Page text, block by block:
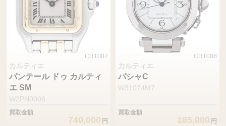
CRT007
カルティエ
パンテール ドゥ カルティ
エ SM
W2PN0006
買取金額
740,000 円
CRT008
カルティエ
パシャC
W31074M7
買取金額
185,000 円